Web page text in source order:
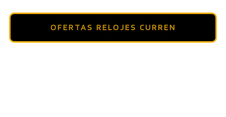
OFERTAS RELOJES CURREN